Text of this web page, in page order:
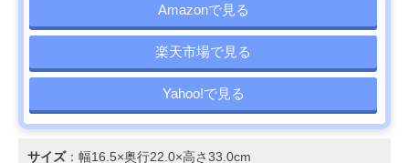
Amazonで見る
楽天市場で見る
Yahoo!で見る
サイズ：幅16.5×奥行22.0×高さ33.0cm